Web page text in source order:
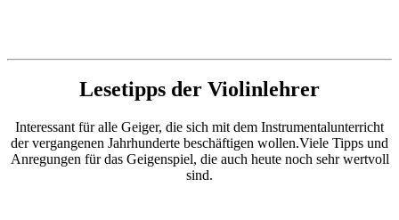
Lesetipps der Violinlehrer
Interessant für alle Geiger, die sich mit dem Instrumentalunterricht
der vergangenen Jahrhunderte beschäftigen wollen.Viele Tipps und
Anregungen für das Geigenspiel, die auch heute noch sehr wertvoll
sind.